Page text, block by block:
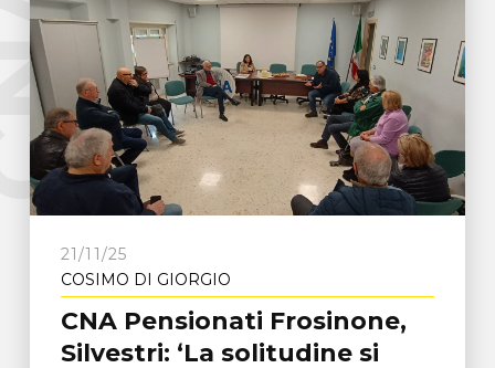
21/11/25
COSIMO DI GIORGIO
CNA Pensionati Frosinone,
Silvestri: ‘La solitudine si